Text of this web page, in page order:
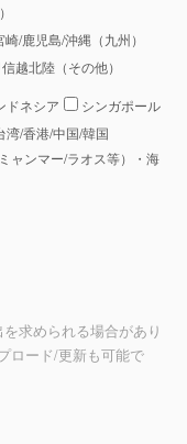
/鹿児島/沖縄（九州）
越北陸（その他）
ドネシア
シンガポール
湾/香港/中国/韓国
ャンマー/ラオス等）・海
求められる場合があり
ロード/更新も可能で